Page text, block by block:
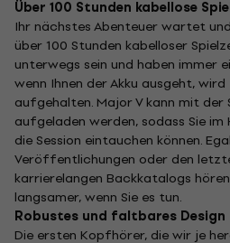
Über 100 Stunden kabellose
Ihr nächstes Abenteuer wartet
über 100 Stunden kabelloser
unterwegs sein und haben immer
wenn Ihnen der Akku ausgeht,
aufgehalten. Major V kann mit der
aufgeladen werden, sodass Sie
die Session eintauchen können.
Veröffentlichungen oder den
karrierelangen Backkatalogs
langsamer, wenn Sie es tun.
Robustes und faltbares Design
Die ersten Kopfhörer, die wir je